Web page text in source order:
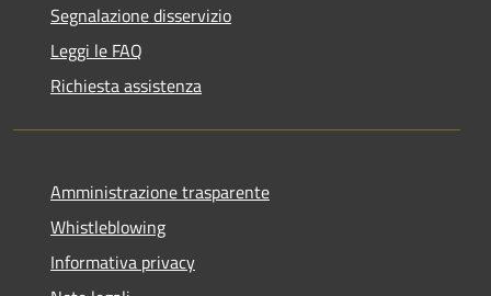
Segnalazione disservizio
Leggi le FAQ
Richiesta assistenza
Amministrazione trasparente
Whistleblowing
Informativa privacy